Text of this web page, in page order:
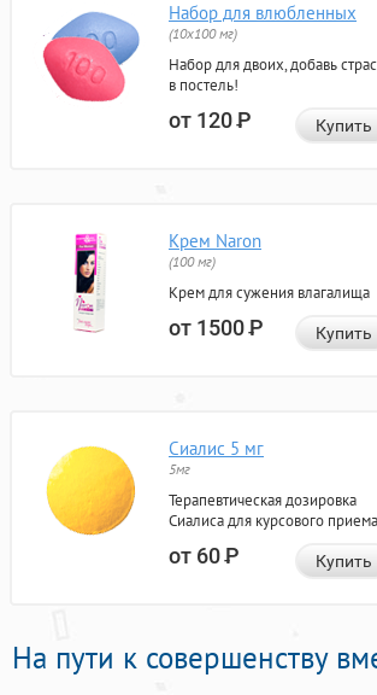
Набор для влюбленных
(10х100 мг)
Набор для двоих, добавь
в постель!
от 120Р Купить
Крем Naron
(100 мг)
Крем для сужения влагалища
от 1500Р Купить
Сиалис 5 мг
5мг
Терапевтическая дозировка
Сиалиса для курсового приема
от 60Р Купить
На пути к совершенству